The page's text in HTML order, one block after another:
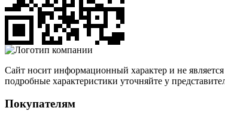
Сайт носит информационный характер и не
подробные характеристики уточняйте у
Покупателям